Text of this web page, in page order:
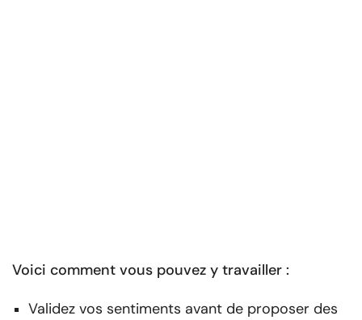
Voici comment vous pouvez y travailler :
Validez vos sentiments avant de proposer des